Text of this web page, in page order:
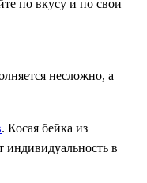
по вкусу и по свои
несложно, а
. Косая бейка из
индивидуальность в